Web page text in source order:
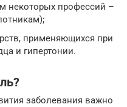
некоторых профессий –
применяющихся при
и гипертонии.
заболевания важно